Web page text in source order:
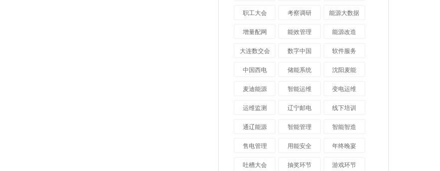
职工大会 考察调研 能源大数据
增量配网 能效管理 能源改造
大连数交会 数字中国 软件服务
中国西电 储能系统 沈阳麦能
麦迪能源 智能运维 变电运维
运维监测 辽宁邮电 线下培训
通辽能源 智能管理 智能智造
售电管理 用能安全 年终晚宴
吐槽大会 抽奖环节 游戏环节